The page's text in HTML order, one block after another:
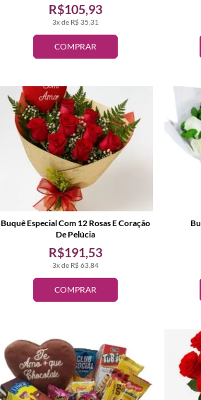
COMPRAR
3x de R$ 35,31
R$105,93
COMPRAR
3x de R$ 63,84
R$191,53
Buquê Especial Com 12 Rosas E Coração
De Pelúcia